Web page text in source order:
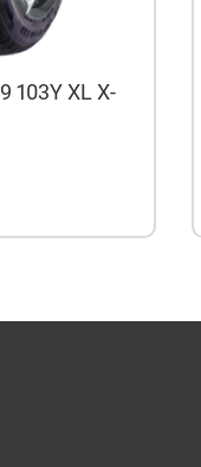
103Y XL X-